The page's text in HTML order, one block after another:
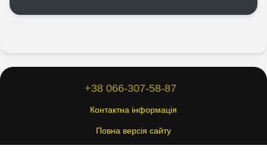
+38 066-307-58-87
Контактна інформація
Повна версія сайту